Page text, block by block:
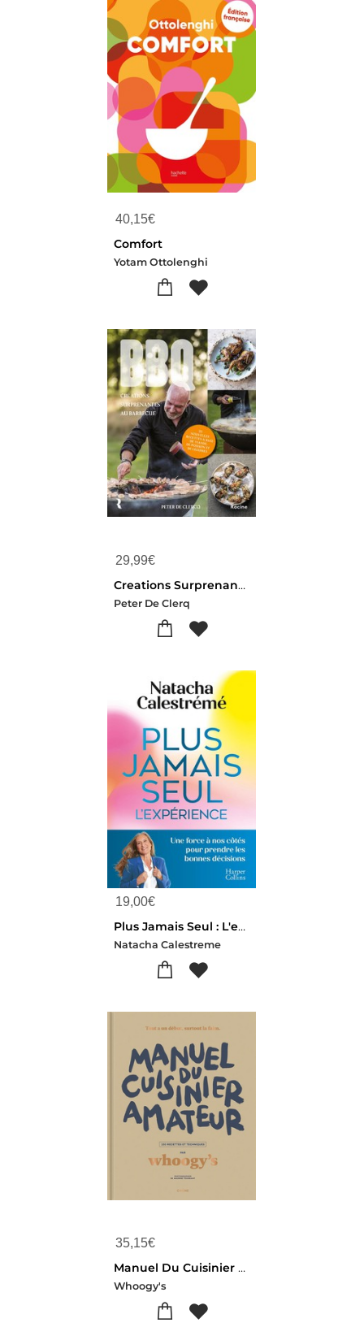
40,15€
Comfort
Yotam Ottolenghi
29,99€
Creations Surprenantes Au Barbecue : 55 Nouvelles Recettes A Base De Viande, De Poisson Et De Legumes
Peter De Clerq
19,00€
Plus Jamais Seul : L'experience : Une Force A Nos Cotes Pour Prendre Les Bonnes Decisions
Natacha Calestreme
35,15€
Manuel Du Cuisinier Amateur : Tout A Un Debut, Surtout La Faim ; 150 Recettes Et Techniques
Whoogy's